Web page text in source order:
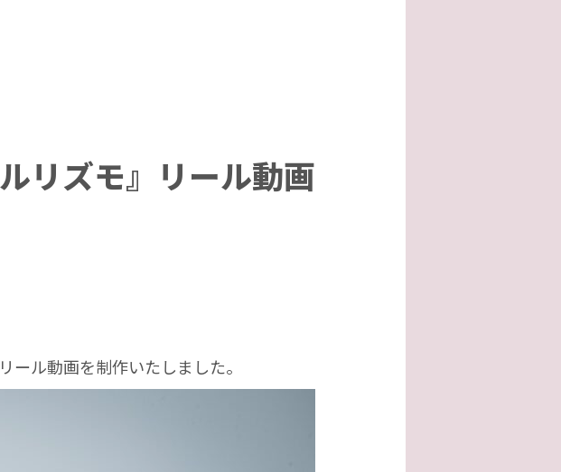
リズモ』リール動画
ル動画を制作いたしました。